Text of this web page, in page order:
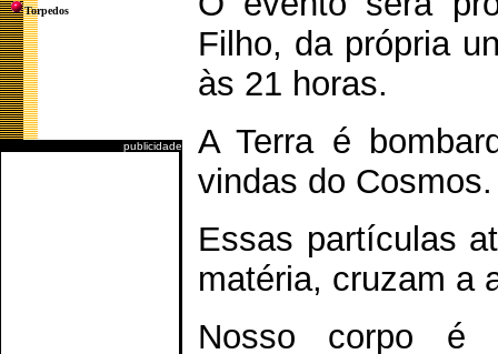
Torpedos
publicidade
Filho, da própria
às 21 horas.
A Terra é
vindas do Cosmos.
Essas partículas
matéria, cruzam a
Nosso corpo é